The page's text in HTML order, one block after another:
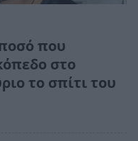
που
στο
το σπίτι του